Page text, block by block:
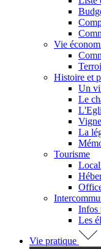
Vie
Histoire et
Un
Le
La
Tourisme
Infos
Les
Vie pratique